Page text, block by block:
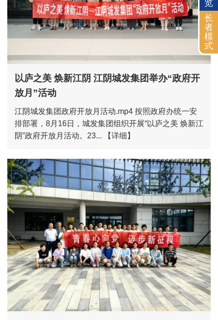
以庐之美 焕新江阴 江阴城发集团举办“政府开
放月”活动
江阴城发集团政府开放月活动.mp4 按照政府办统一安
排部署，8月16日，城发集团组织开展“以庐之美 焕新江
阴”政府开放月活动。23...
【详细】
览
长
者
模
式